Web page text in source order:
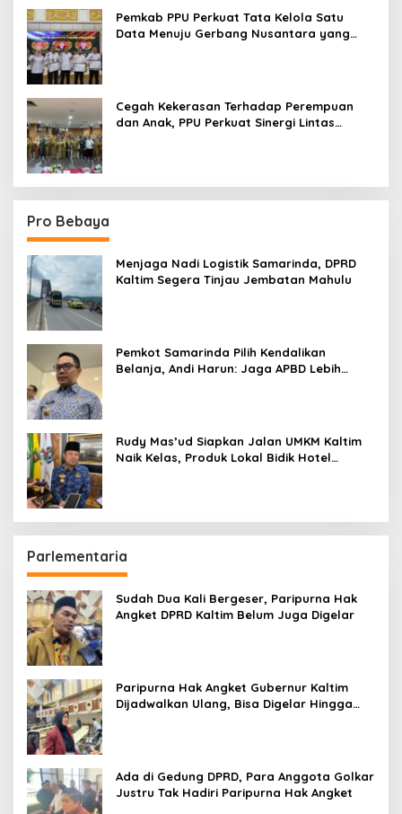
Pemkab PPU Perkuat Tata Kelola Satu
Data Menuju Gerbang Nusantara yang
Cegah Kekerasan Terhadap Perempuan
dan Anak, PPU Perkuat Sinergi Lintas
Pro Bebaya
Menjaga Nadi Logistik Samarinda, DPRD
Kaltim Segera Tinjau Jembatan Mahulu
Pemkot Samarinda Pilih Kendalikan
Belanja, Andi Harun: Jaga APBD Lebih
Rudy Mas’ud Siapkan Jalan UMKM Kaltim
Naik Kelas, Produk Lokal Bidik Hotel
Parlementaria
Sudah Dua Kali Bergeser, Paripurna Hak
Angket DPRD Kaltim Belum Juga Digelar
Paripurna Hak Angket Gubernur Kaltim
Dijadwalkan Ulang, Bisa Digelar Hingga
Ada di Gedung DPRD, Para Anggota Golkar
Justru Tak Hadiri Paripurna Hak Angket